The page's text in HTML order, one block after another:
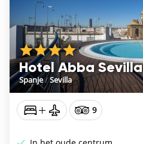
Hotel Abba Sevilla
Spanje/Sevilla
9